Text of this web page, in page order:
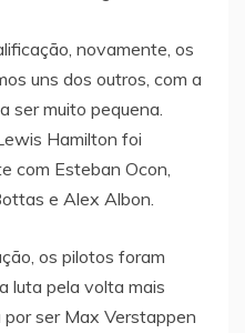
novamente, os
uns dos outros, com a
ser muito pequena.
Hamilton foi
com Esteban Ocon,
e Alex Albon.
os pilotos foram
luta pela volta mais
ser Max Verstappen